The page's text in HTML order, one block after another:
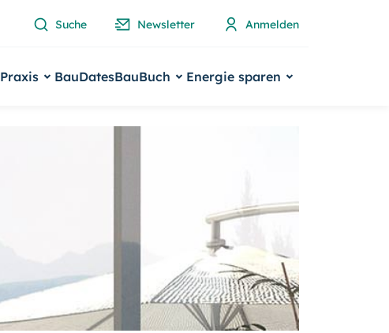
Suche Newsletter Anmelden
Praxis BauDatesBauBuch Energie sparen